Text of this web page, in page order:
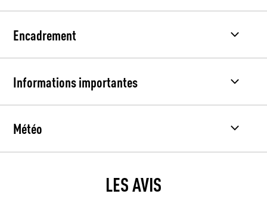
Encadrement
Informations importantes
Météo
LES AVIS